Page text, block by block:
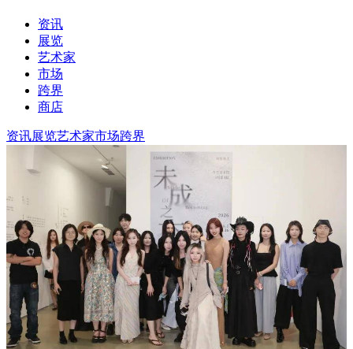
资讯
展览
艺术家
市场
跨界
商店
资讯展览艺术家市场跨界